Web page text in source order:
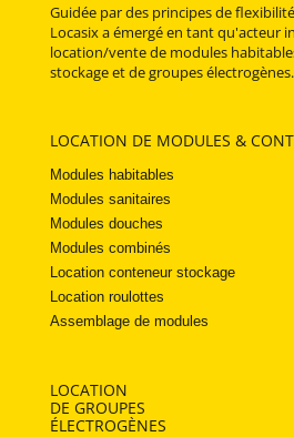
Guidée par des principes de
Locasix a émergé en tant qu'acteur
location/vente de modules
stockage et de groupes électrogènes.
LOCATION DE MODULES &
Modules habitables
Modules sanitaires
Modules douches
Modules combinés
Location conteneur stockage
Location roulottes
Assemblage de modules
LOCATION
DE GROUPES
ÉLECTROGÈNES